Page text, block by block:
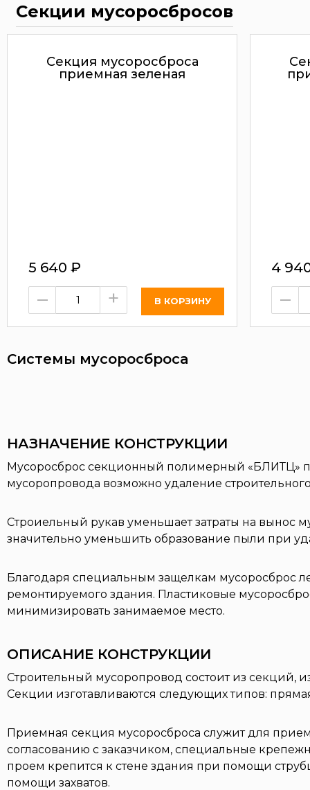
Секции мусоросбросов
Секция мусоросброса
приемная зеленая
5 640 ₽
– +
4
–
Системы мусоросброса
НАЗНАЧЕНИЕ КОНСТРУКЦИИ
Мусоросброс секционный полимерный «БЛИТЦ»
мусоропровода возможно удаление
Строиельный рукав уменьшает затраты на вынос
значительно уменьшить образование пыли при
Благодаря специальным защелкам мусоросброс
ремонтируемого здания. Пластиковые
минимизировать занимаемое место.
ОПИСАНИЕ КОНСТРУКЦИИ
Строительный мусоропровод состоит из секций,
Секции изготавливаются следующих типов:
Приемная секция мусоросброса служит для
согласованию с заказчиком, специальные
проем крепится к стене здания при помощи
помощи захватов.